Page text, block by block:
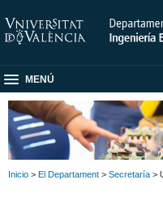
MENÚ
Inicio > El Departament > Secretaría >